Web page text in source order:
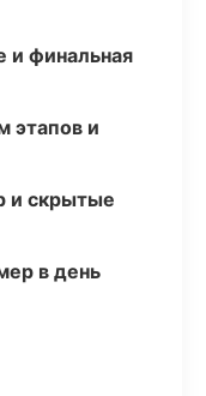
и финальная
этапов и
и скрытые
в день